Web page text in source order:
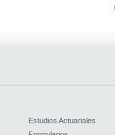
Estudios Actuariales